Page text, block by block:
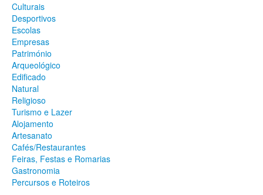
AREIAS E PIAS
Contactos Úteis
Equipamentos
Culturais
Desportivos
Escolas
Empresas
Património
Arqueológico
Edificado
Natural
Religioso
Turismo e Lazer
Alojamento
Artesanato
Culturais
Desportivos
Escolas
Empresas
Património
Arqueológico
Edificado
Natural
Religioso
Turismo e Lazer
Alojamento
Artesanato
Cafés/Restaurantes
Feiras, Festas e Romarias
Gastronomia
Percursos e Roteiros